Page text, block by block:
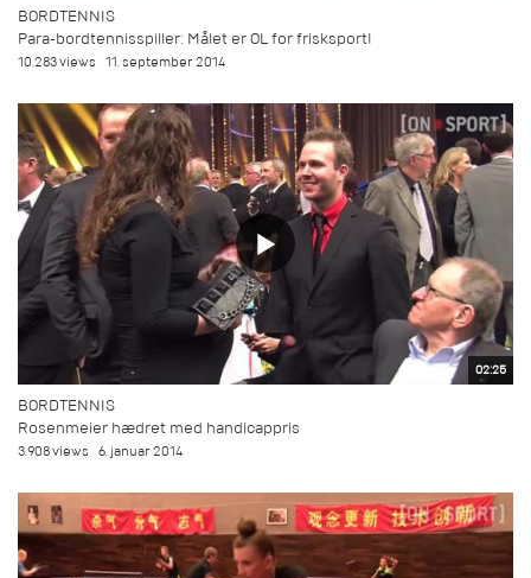
BORDTENNIS
Para-bordtennisspiller: Målet er OL for frisksport!
10.283 views 11. september 2014
02:25
BORDTENNIS
Rosenmeier hædret med handicappris
3.908 views 6. januar 2014